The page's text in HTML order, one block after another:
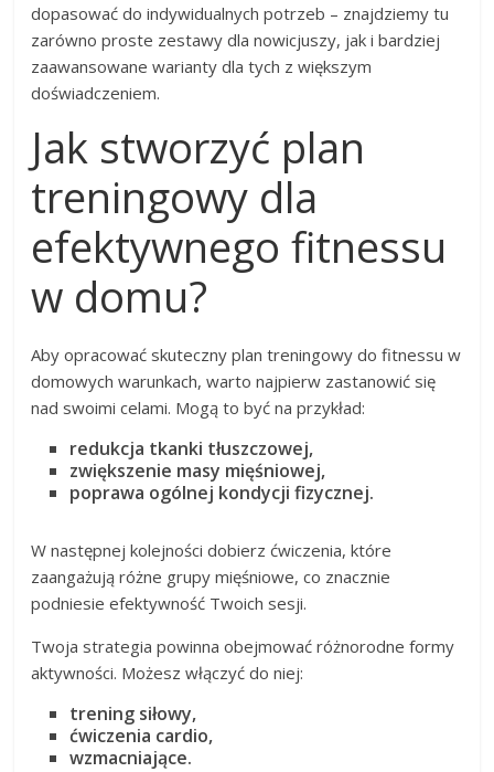
dopasować do indywidualnych potrzeb – znajdziemy tu
zarówno proste zestawy dla nowicjuszy, jak i bardziej
zaawansowane warianty dla tych z większym
doświadczeniem.
Jak stworzyć plan
treningowy dla
efektywnego fitnessu
w domu?
Aby opracować skuteczny plan treningowy do fitnessu w
domowych warunkach, warto najpierw zastanowić się
nad swoimi celami. Mogą to być na przykład:
redukcja tkanki tłuszczowej,
zwiększenie masy mięśniowej,
poprawa ogólnej kondycji fizycznej.
W następnej kolejności dobierz ćwiczenia, które
zaangażują różne grupy mięśniowe, co znacznie
podniesie efektywność Twoich sesji.
Twoja strategia powinna obejmować różnorodne formy
aktywności. Możesz włączyć do niej:
trening siłowy,
ćwiczenia cardio,
wzmacniające.